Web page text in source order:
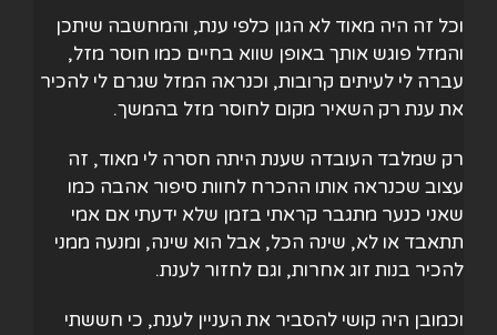
וכל זה היה מאוד לא הגון כלפי ענת, והמחשבה שיתכן
והמזל פוגש אותך באופן שווא בחיים כמו חוסר מזל,
עברה לי לעיתים קרובות, וכנראה המזל שגרם לי להכיר
את ענת רק השאיר מקום לחוסר מזל בהמשך.
רק שמלבד העובדה שענת היתה חסרה לי מאוד, זה
עצוב שכנראה אותו ההכרח לחוות סיפור אהבה כמו
שאני כנער מתגבר קראתי בזמן שלא ידעתי אם אמי
תתאבד או לא, שינה הכל, אבל הוא שינה, ומנעה ממני
להכיר בנות זוג אחרות, וגם לחזור לענת.
וכמובן היה קושי להסביר את העניין לענת, כי חששתי